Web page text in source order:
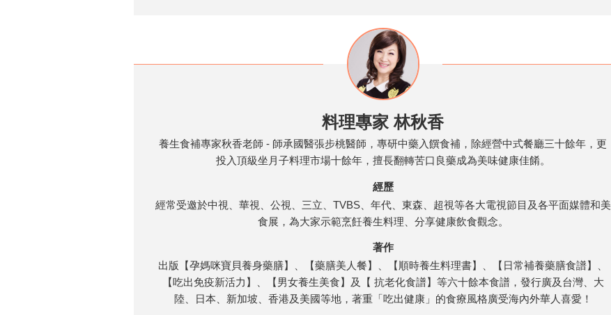
料理專家 林秋香
養生食補專家秋香老師 - 師承國醫張步桃醫師，專研中藥入饌食補，除經營中式餐廳三十餘年，更
投入頂級坐月子料理市場十餘年，擅長翻轉苦口良藥成為美味健康佳餚。
經歷
經常受邀於中視、華視、公視、三立、TVBS、年代、東森、超視等各大電視節目及各平面媒體和美
食展，為大家示範烹飪養生料理、分享健康飲食觀念。
著作
出版【孕媽咪寶貝養身藥膳】、【藥膳美人餐】、【順時養生料理書】、【日常補養藥膳食譜】、
【吃出免疫新活力】、【男女養生美食】及【 抗老化食譜】等六十餘本食譜，發行廣及台灣、大
陸、日本、新加坡、香港及美國等地，著重「吃出健康」的食療風格廣受海內外華人喜愛！​